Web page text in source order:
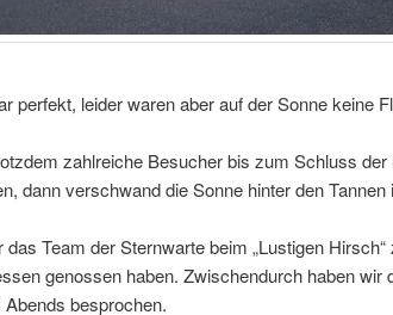
perfekt, leider waren aber auf der Sonne keine
zahlreiche Besucher bis zum Schluss der
dann verschwand die Sonne hinter den Tannen
das Team der Sternwarte beim „Lustigen
genossen haben. Zwischendurch haben wir
besprochen.